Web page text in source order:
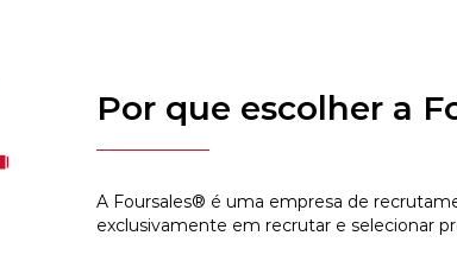
Por que escolher a
A Foursales® é uma empresa de
exclusivamente em recrutar e selecionar